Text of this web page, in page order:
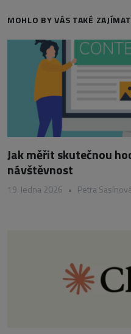
MOHLO BY VÁS TAKÉ ZAJÍMAT
Jak měřit skutečnou
návštěvnost
19. ledna 2026 • Petra